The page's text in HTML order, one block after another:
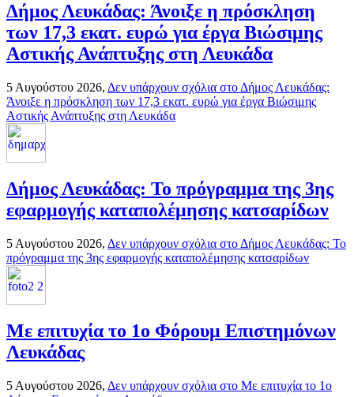
Δήμος Λευκάδας: Άνοιξε η πρόσκληση
των 17,3 εκατ. ευρώ για έργα Βιώσιμης
Αστικής Ανάπτυξης στη Λευκάδα
5 Αυγούστου 2026, Δεν υπάρχουν σχόλια στο Δήμος Λευκάδας:
Άνοιξε η πρόσκληση των 17,3 εκατ. ευρώ για έργα Βιώσιμης
Αστικής Ανάπτυξης στη Λευκάδα
Δήμος Λευκάδας: Το πρόγραμμα της 3ης
εφαρμογής καταπολέμησης κατσαρίδων
5 Αυγούστου 2026, Δεν υπάρχουν σχόλια στο Δήμος Λευκάδας: Το
πρόγραμμα της 3ης εφαρμογής καταπολέμησης κατσαρίδων
Με επιτυχία το 1ο Φόρουμ Επιστημόνων
Λευκάδας
5 Αυγούστου 2026, Δεν υπάρχουν σχόλια στο Με επιτυχία το 1ο